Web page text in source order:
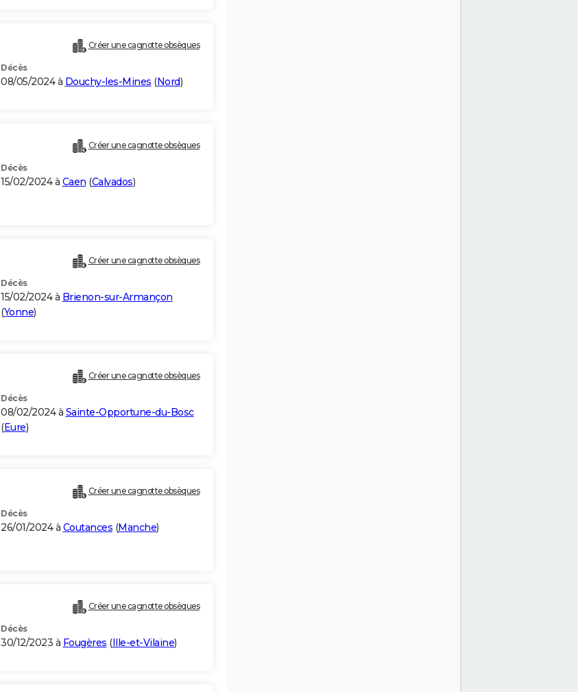
Créer une cagnotte obsèques
Décès
08/05/2024 à Douchy-les-Mines (Nord)
Créer une cagnotte obsèques
Décès
15/02/2024 à Caen (Calvados)
Créer une cagnotte obsèques
Décès
15/02/2024 à Brienon-sur-Armançon
(Yonne)
Créer une cagnotte obsèques
Décès
08/02/2024 à Sainte-Opportune-du-Bosc
(Eure)
Créer une cagnotte obsèques
Décès
26/01/2024 à Coutances (Manche)
Créer une cagnotte obsèques
Décès
30/12/2023 à Fougères (Ille-et-Vilaine)